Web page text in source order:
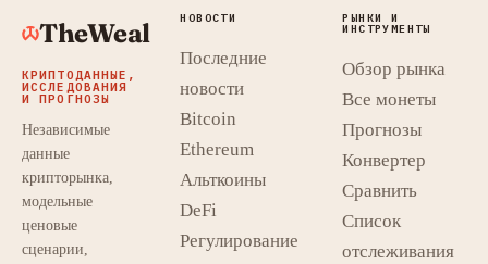
TheWeal
КРИПТОДАННЫЕ,
ИССЛЕДОВАНИЯ
И ПРОГНОЗЫ
Независимые
данные
крипторынка,
модельные
ценовые
сценарии,
НОВОСТИ
Последние
новости
Bitcoin
Ethereum
Альткоины
DeFi
Регулирование
РЫНКИ И
ИНСТРУМЕНТЫ
Обзор рынка
Все монеты
Прогнозы
Конвертер
Сравнить
Список
отслеживания